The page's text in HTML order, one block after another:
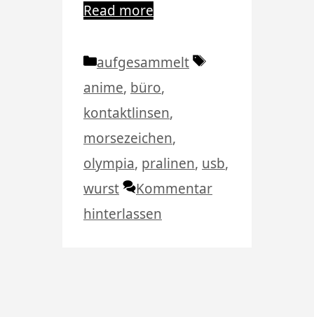
Read more
Kategorien
aufgesammelt
Schlagwörter
anime, büro,
kontaktlinsen,
morsezeichen,
olympia, pralinen, usb,
wurst
Kommentar
hinterlassen